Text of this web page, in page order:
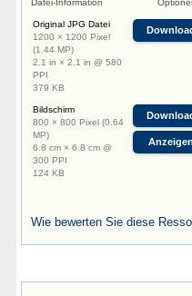
Original JPG Datei
1200 × 1200 Pixel
(1.44 MP)
2.1 in × 2.1 in @ 580
PPI
379 KB
Bildschirm
800 × 800 Pixel (0.64
MP)
6.8 cm × 6.8 cm @
300 PPI
124 KB
Anzeigen
Wie bewerten Sie diese